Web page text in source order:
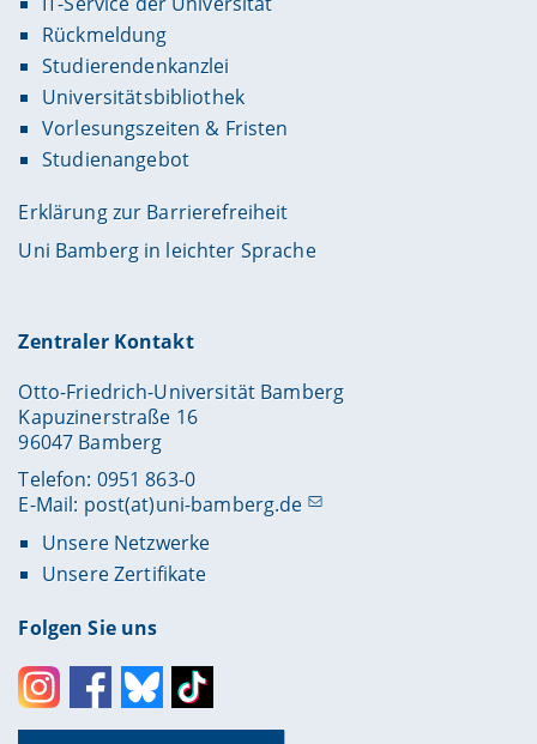
Rückmeldung
Studierendenkanzlei
Universitätsbibliothek
Vorlesungszeiten & Fristen
Studienangebot
Erklärung zur Barrierefreiheit
Uni Bamberg in leichter Sprache
Zentraler Kontakt
Otto-Friedrich-Universität Bamberg
Kapuzinerstraße 16
96047 Bamberg
Telefon: 0951 863-0
E-Mail: post(at)uni-bamberg.de
Unsere Netzwerke
Unsere Zertifikate
Folgen Sie uns
InstagramFacebookBlueskyToktok